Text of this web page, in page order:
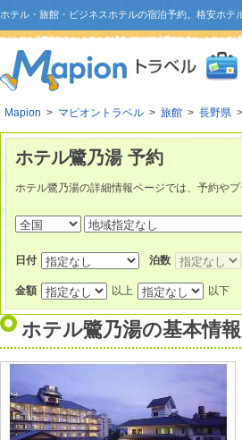
ホテル・旅館・ビジネスホテルの宿泊予約。格安ホテ
Mapion > マピオントラベル > 旅館 > 長野県 >
ホテル鷺乃湯 予約
ホテル鷺乃湯の詳細情報ページでは、予約や
日付 泊数
金額 以上 以下
ホテル鷺乃湯の基本情報